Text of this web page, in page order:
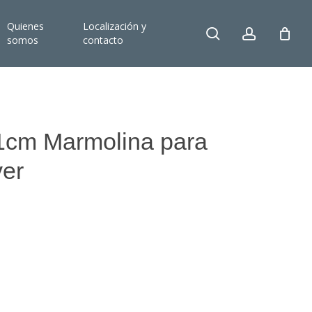
Quienes
somos
Localización y
contacto
search account
Marmolina para